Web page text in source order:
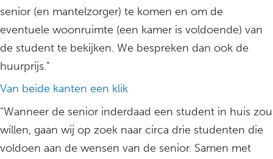
senior (en mantelzorger) te komen en om de
eventuele woonruimte (een kamer is voldoende) van
de student te bekijken. We bespreken dan ook de
huurprijs.”
Van beide kanten een klik
“Wanneer de senior inderdaad een student in huis zou
willen, gaan wij op zoek naar circa drie studenten die
voldoen aan de wensen van de senior. Samen met